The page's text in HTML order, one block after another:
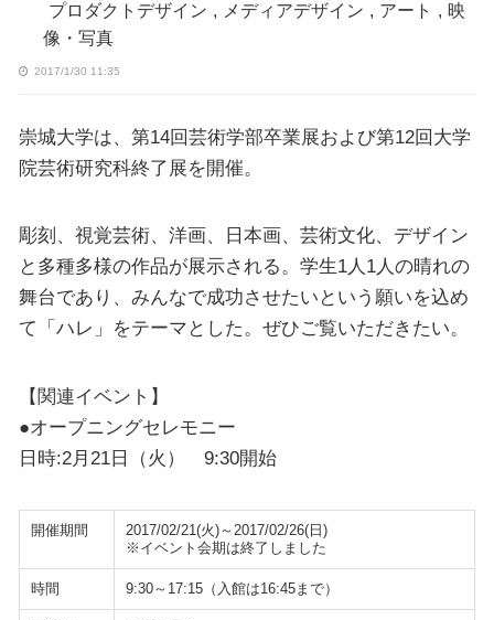
プロダクトデザイン , メディアデザイン , アート , 映
像・写真
2017/1/30 11:35
崇城大学は、第14回芸術学部卒業展および第12回大学
院芸術研究科終了展を開催。
彫刻、視覚芸術、洋画、日本画、芸術文化、デザイン
と多種多様の作品が展示される。学生1人1人の晴れの
舞台であり、みんなで成功させたいという願いを込め
て「ハレ」をテーマとした。ぜひご覧いただきたい。
【関連イベント】
●オープニングセレモニー
日時:2月21日（火） 9:30開始
開催期間
2017/02/21(火)～2017/02/26(日)
※イベント会期は終了しました
時間 9:30～17:15（入館は16:45まで）